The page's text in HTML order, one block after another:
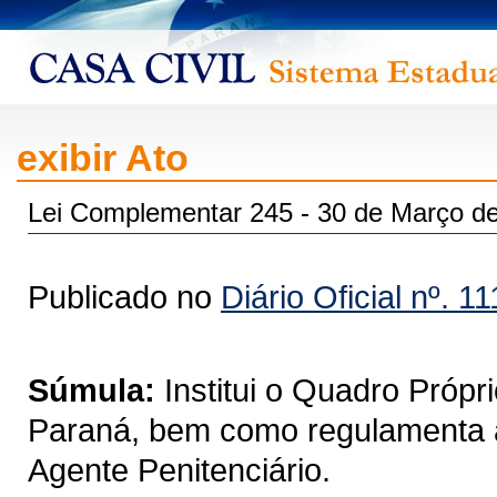
exibir Ato
Lei Complementar 245 - 30 de Março
Publicado no Diário Oficial nº.
Súmula: Institui o Quadro
Paraná, bem como
Agente Penitenciário.